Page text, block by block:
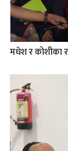
मधेश र कोशीका